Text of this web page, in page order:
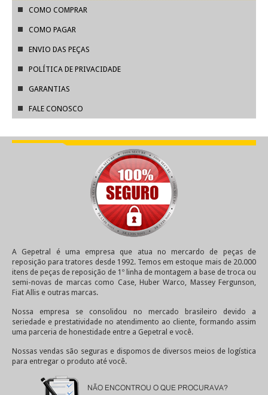
COMO COMPRAR
COMO PAGAR
ENVIO DAS PEÇAS
POLÍTICA DE PRIVACIDADE
GARANTIAS
FALE CONOSCO
A Gepetral é uma empresa que atua no mercardo de peças de
reposição para tratores desde 1992. Temos em estoque mais de 20.000
itens de peças de reposição de 1º linha de montagem a base de troca ou
semi-novas de marcas como Case, Huber Warco, Massey Fergunson,
Fiat Allis e outras marcas.
Nossa empresa se consolidou no mercado brasileiro devido a
seriedade e prestatividade no atendimento ao cliente, formando assim
uma parceria de honestidade entre a Gepetral e você.
Nossas vendas são seguras e dispomos de diversos meios de logística
para entregar o produto até você.